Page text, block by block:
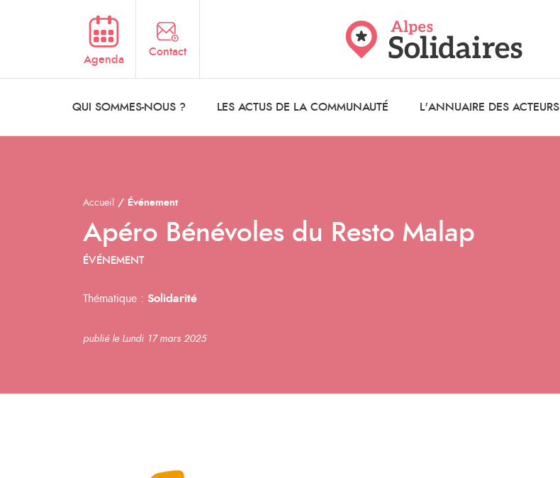
Agenda
Contact
QUI SOMMES-NOUS ? LES ACTUS DE LA COMMUNAUTÉ L'ANNUAIRE DES ACTEURS
Accueil Événement
Apéro Bénévoles du Resto Malap
ÉVÉNEMENT
Thématique : Solidarité
publié le Lundi 17 mars 2025